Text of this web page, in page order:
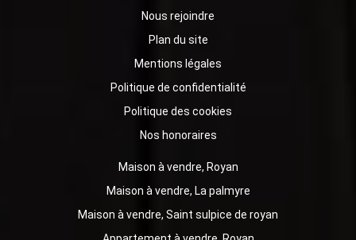
Nous rejoindre
Plan du site
Mentions légales
Politique de confidentialité
Politique des cookies
Nos honoraires
Maison à vendre, Royan
Maison à vendre, La palmyre
Maison à vendre, Saint sulpice de royan